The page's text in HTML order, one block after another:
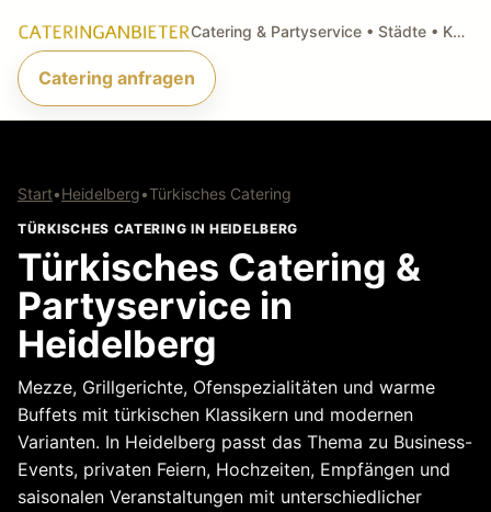
Catering & Partyservice • Städte • Küchenarten • Anfragen
Catering anfragen
Start•Heidelberg•Türkisches Catering
TÜRKISCHES CATERING IN HEIDELBERG
Türkisches Catering &
Partyservice in
Heidelberg
Mezze, Grillgerichte, Ofenspezialitäten und warme
Buffets mit türkischen Klassikern und modernen
Varianten. In Heidelberg passt das Thema zu Business-
Events, privaten Feiern, Hochzeiten, Empfängen und
saisonalen Veranstaltungen mit unterschiedlicher